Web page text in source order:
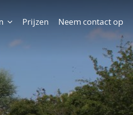
Prijzen Neem contact op